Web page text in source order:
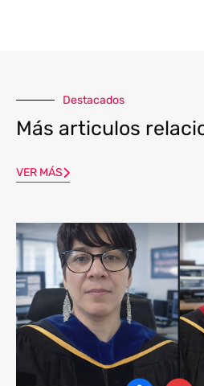
Destacados
Más articulos
VER MÁS